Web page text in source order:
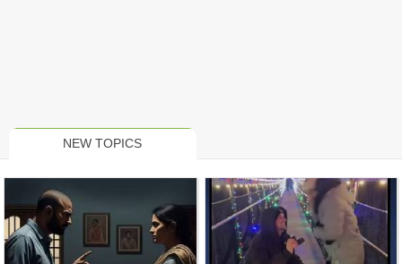
NEW TOPICS